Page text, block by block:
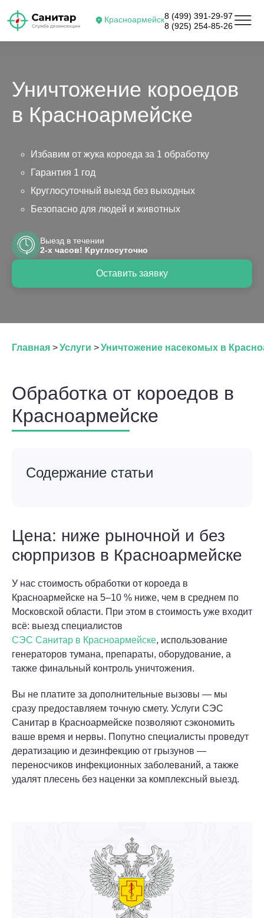
Красноармейск8 (499) 391-29-97
8 (925) 254-85-26
Уничтожение короедов
в Красноармейске
Избавим от жука короеда за 1 обработку
Гарантия 1 год
Круглосуточный выезд без выходных
Безопасно для людей и животных
Оставить заявку
Выезд в течении
2-х часов! Круглосуточно
Главная >Услуги >Уничтожение насекомых в
Обработка от короедов в
Красноармейске
Содержание статьи
Цена: ниже рыночной и без
сюрпризов в Красноармейске
У нас стоимость обработки от короеда в
Красноармейске на 5–10 % ниже, чем в среднем по
Московской области. При этом в стоимость уже входит
всё: выезд специалистов
СЭС Санитар в Красноармейске, использование
генераторов тумана, препараты, оборудование, а
также финальный контроль уничтожения.
Вы не платите за дополнительные вызовы — мы
сразу предоставляем точную смету. Услуги СЭС
Санитар в Красноармейске позволяют сэкономить
ваше время и нервы. Попутно специалисты проведут
дератизацию и дезинфекцию от грызунов —
переносчиков инфекционных заболеваний, а также
удалят плесень без наценки за комплексный выезд.